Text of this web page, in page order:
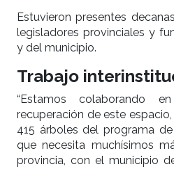
Estuvieron presentes
legisladores provinciales y
y del municipio.
Trabajo
“Estamos colaborando
recuperación de este
415 árboles del programa
que necesita muchísimos
provincia, con el municipio